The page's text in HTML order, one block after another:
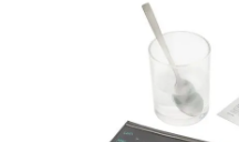
Accessoires Salle de bain
Vêtements & Chaussures